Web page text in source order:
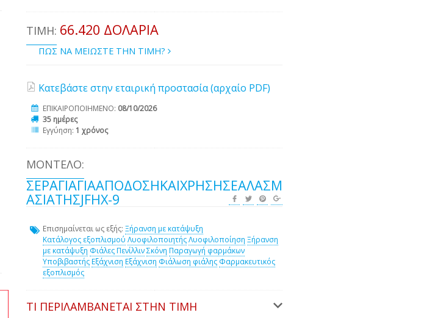
ΤΙΜΉ: 66.420 ΔΟΛΆΡΙΑ
ΠΩΣ ΝΑ ΜΕΙΩΣΤΕ ΤΗΝ ΤΙΜΗ?
Κατεβάστε στην εταιρική προστασία (αρχαίο PDF)
ΕΠΙΚΑΙΡΟΠΟΙΗΜΕΝΟ: 08/10/2026
35 ημέρες
Εγγύηση: 1 χρόνος
ΜΟΝΤΈΛΟ:
ΣΕΡΆΓΙΑΓΙΑΑΠΌΔΟΣΗΚΑΙΧΡΉΣΗΣΕΑΛΑΣΜ
ΑΣΊΑΤΗΣJFHX-9
Επισημαίνεται ως εξής: Ξήρανση με κατάψυξη
Κατάλογος εξοπλισμού ΛυοφιλοποιητήςΛυοφιλοποίηση Ξήρανση
με κατάψυξη Φιάλες ΠενίλλινΣκόνη Παραγωγή φαρμάκων
ΥποβιβαστήςΕξάχνιση Εξάχνιση Φιάλωση φιάλης Φαρμακευτικός
εξοπλισμός
ΤΙ ΠΕΡΙΛΑΜΒΆΝΕΤΑΙ ΣΤΗΝ ΤΙΜΉ